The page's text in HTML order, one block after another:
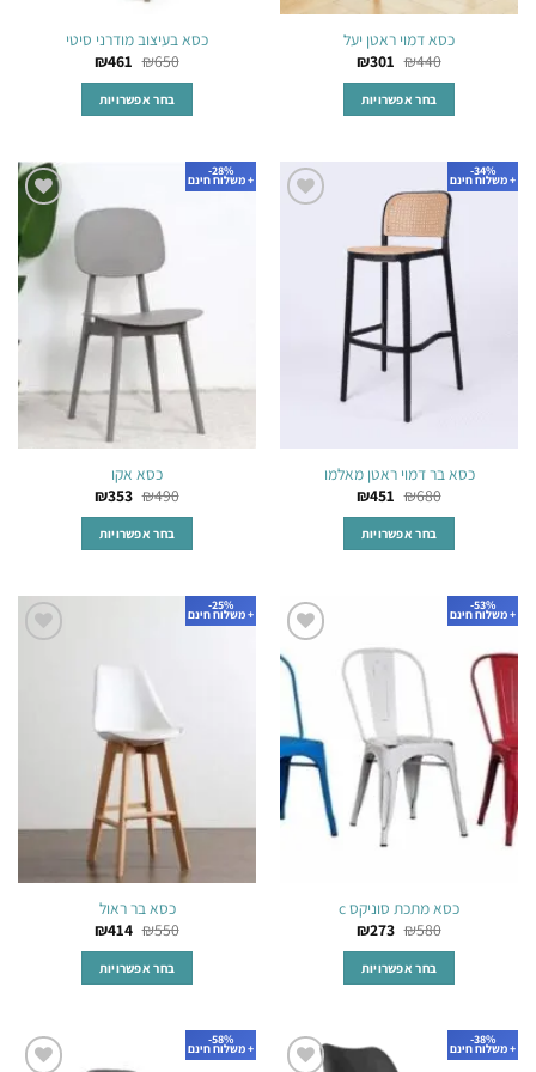
כסא דמוי ראטן יעל
₪440
₪301
בחר אפשרויות
מספר
סוגים.
ניתן
את
האפשרויות
בעמוד
המוצר
כסא בעיצוב מודרני סיטי
₪650
₪461
בחר אפשרויות
מספר
לבחור
את
האפשרויות
בעמוד
המוצר
34%-
+ משלוח חינם
כסא בר דמוי ראטן מאלמו
₪680
₪451
בחר אפשרויות
סוגים.
לבחור
את
האפשרויות
בעמוד
המוצר
28%-
+ משלוח חינם
הוסף
לרשימת
המשאלות
כסא אקו
₪490
₪353
בחר אפשרויות
את
האפשרויות
בעמוד
המוצר
53%-
+ משלוח חינם
המשאלות
כסא מתכת סוניקס c
₪580
₪273
בחר אפשרויות
25%-
+ משלוח חינם
כסא בר ראול
₪550
₪414
בחר אפשרויות
38%-
+ משלוח חינם
58%-
+ משלוח חינם